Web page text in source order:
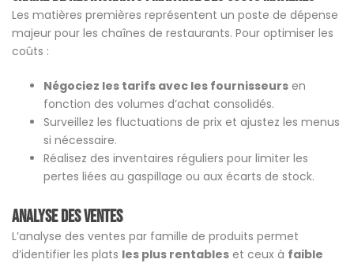
Les matières premières représentent un poste de dépense
majeur pour les chaînes de restaurants. Pour optimiser les
coûts :
Négociez les tarifs avec les fournisseurs en
fonction des volumes d’achat consolidés.
Surveillez les fluctuations de prix et ajustez les menus
si nécessaire.
Réalisez des inventaires réguliers pour limiter les
pertes liées au gaspillage ou aux écarts de stock.
Analyse des ventes
L’analyse des ventes par famille de produits permet
d’identifier les plats les plus rentables et ceux à faible